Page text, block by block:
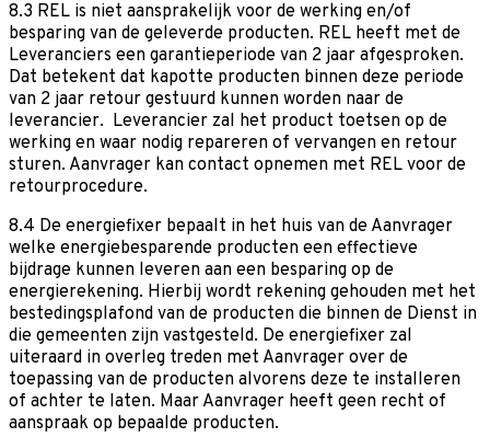
8.3 REL is niet aansprakelijk voor de werking en/of
besparing van de geleverde producten. REL heeft met de
Leveranciers een garantieperiode van 2 jaar afgesproken.
Dat betekent dat kapotte producten binnen deze periode
van 2 jaar retour gestuurd kunnen worden naar de
leverancier. Leverancier zal het product toetsen op de
werking en waar nodig repareren of vervangen en retour
sturen. Aanvrager kan contact opnemen met REL voor de
retourprocedure.
8.4 De energiefixer bepaalt in het huis van de Aanvrager
welke energiebesparende producten een effectieve
bijdrage kunnen leveren aan een besparing op de
energierekening. Hierbij wordt rekening gehouden met het
bestedingsplafond van de producten die binnen de Dienst in
die gemeenten zijn vastgesteld. De energiefixer zal
uiteraard in overleg treden met Aanvrager over de
toepassing van de producten alvorens deze te installeren
of achter te laten. Maar Aanvrager heeft geen recht of
aanspraak op bepaalde producten.